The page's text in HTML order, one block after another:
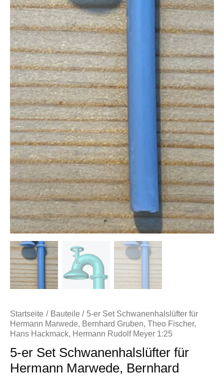
Startseite Bauteile
5-er Set Schwanenhalslüfter für
Hermann Marwede, Bernhard Gruben, Theo Fischer,
Hans Hackmack, Hermann Rudolf Meyer 1:25
5-er Set Schwanenhalslüfter für
Hermann Marwede, Bernhard